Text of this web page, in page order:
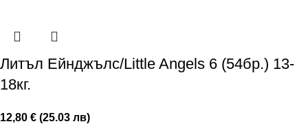
Литъл Ейнджълс/Little Angels 6 (54бр.) 13-
18кг.
12,80 € (25.03 лв)